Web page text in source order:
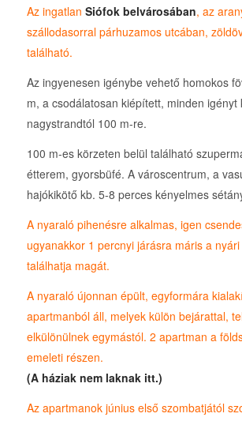
Az ingatlan Siófok belvárosában, az
szállodasorral párhuzamos utcában,
található.
Az ingyenesen igénybe vehető homokos
m, a csodálatosan kiépített, minden igényt
nagystrandtól 100 m-re.
100 m-es körzeten belül található
étterem, gyorsbüfé. A városcentrum, a
hajókikötő kb. 5-8 perces kényelmes
A nyaraló pihenésre alkalmas, igen
ugyanakkor 1 percnyi járásra máris a
találhatja magát.
A nyaraló újonnan épült, egyformára
apartmanból áll, melyek külön bejárattal,
elkülönülnek egymástól. 2 apartman a
emeleti részen.
(A háziak nem laknak itt.)
Az apartmanok június első szombatjától